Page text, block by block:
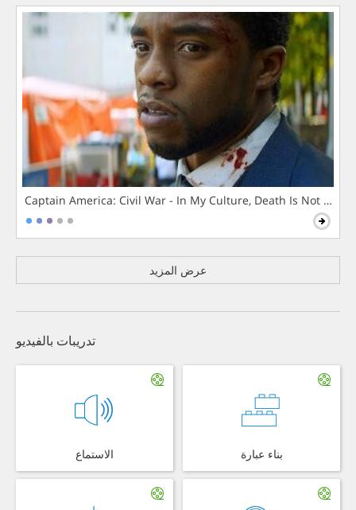
Captain America: Civil War - In My Culture, Death Is Not The
عرض المزيد
تدريبات بالفيديو
الاستماع بناء عبارة